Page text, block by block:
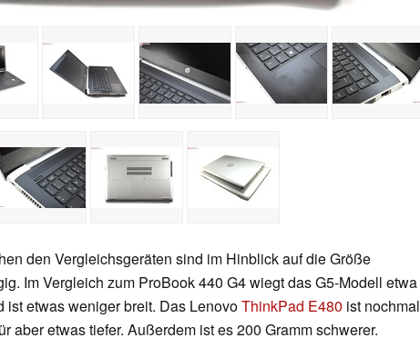
den Vergleichsgeräten sind im Hinblick auf die Größe
Im Vergleich zum ProBook 440 G4 wiegt das G5-Modell etwa
ist etwas weniger breit. Das LenovoThinkPad E480 ist nochmal
aber etwas tiefer. Außerdem ist es 200 Gramm schwerer.